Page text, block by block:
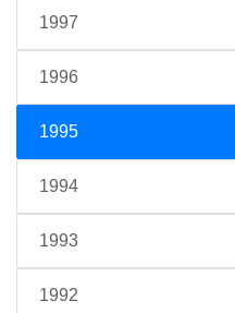
1997
1996
1995
1994
1993
1992